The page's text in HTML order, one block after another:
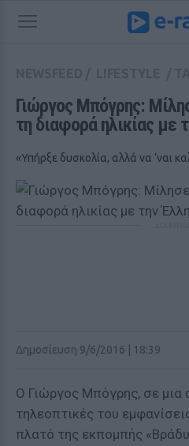
Γιώργος Μπόγρης:
τη διαφορά ηλικίας με
«Υπήρξε δυσκολία, αλλά να ‘ναι
Δημοσίευση 9/6/2016 | 18:39
Ο Γιώργος Μπόγρης, σε μια
τηλεοπτικές του
πλατό της εκπομπής